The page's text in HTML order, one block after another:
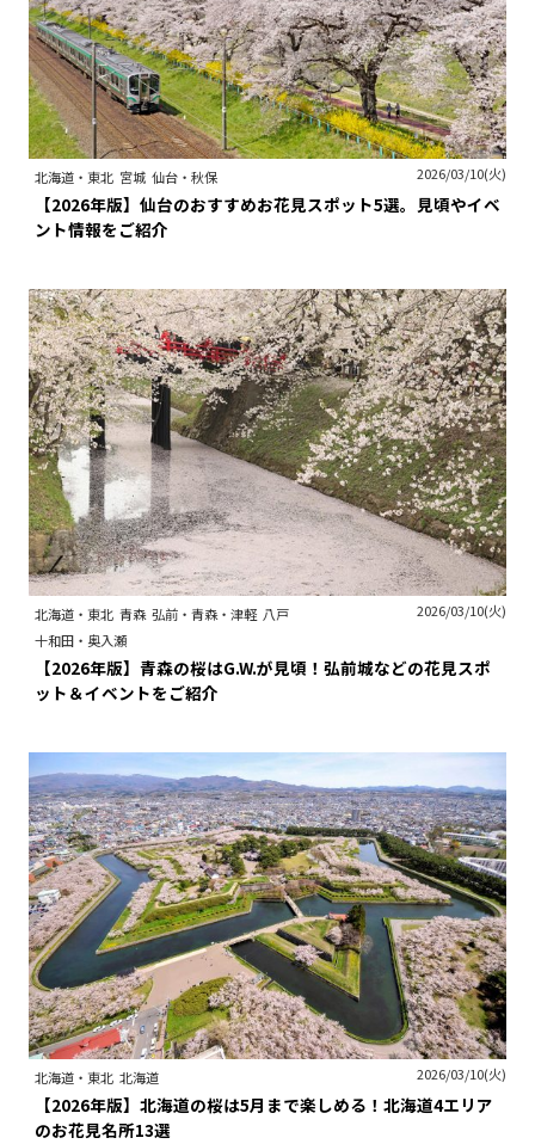
北海道・東北 宮城 仙台・秋保 2026/03/10(火)
【2026年版】仙台のおすすめお花見スポット5選。見頃やイベ
ント情報をご紹介
北海道・東北 青森 弘前・青森・津軽 八戸
十和田・奥入瀬
2026/03/10(火)
【2026年版】青森の桜はG.W.が見頃！弘前城などの花見スポ
ット＆イベントをご紹介
北海道・東北 北海道 2026/03/10(火)
【2026年版】北海道の桜は5月まで楽しめる！北海道4エリア
のお花見名所13選